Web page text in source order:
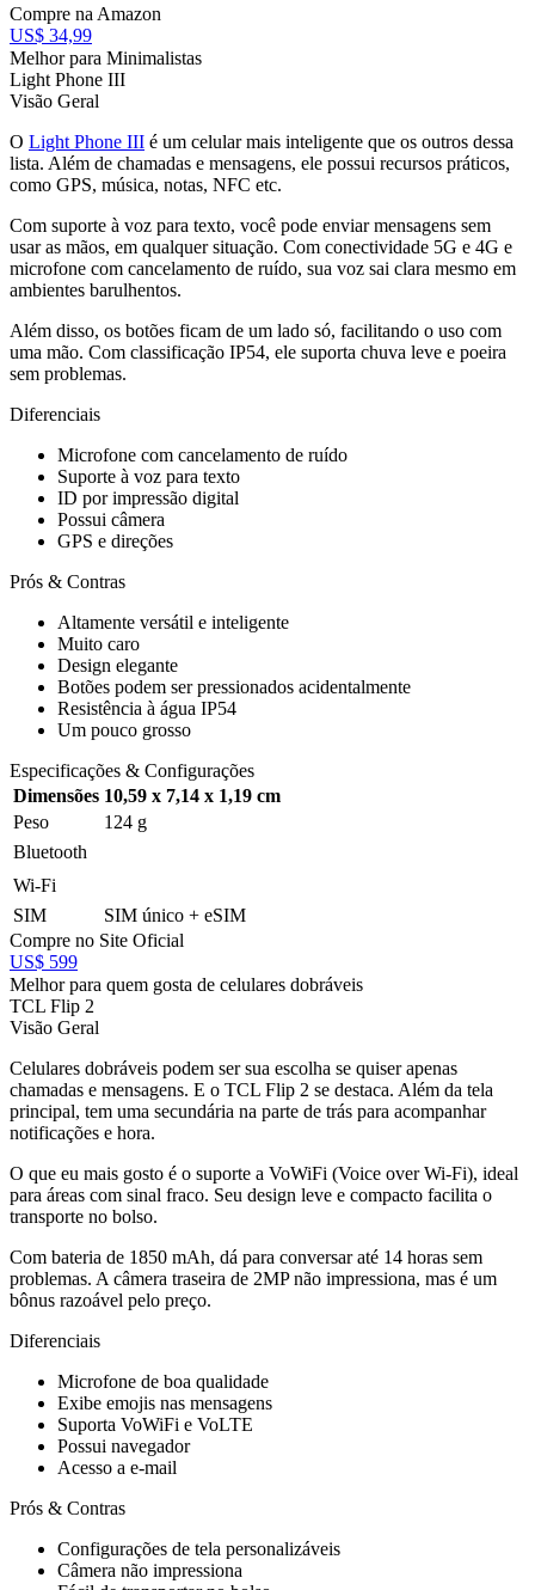
Compre na Amazon
US$ 34,99
Melhor para Minimalistas
Light Phone III
Visão Geral
O Light Phone III é um celular mais inteligente que os outros dessa
lista. Além de chamadas e mensagens, ele possui recursos práticos,
como GPS, música, notas, NFC etc.
Com suporte à voz para texto, você pode enviar mensagens sem
usar as mãos, em qualquer situação. Com conectividade 5G e 4G e
microfone com cancelamento de ruído, sua voz sai clara mesmo em
ambientes barulhentos.
Além disso, os botões ficam de um lado só, facilitando o uso com
uma mão. Com classificação IP54, ele suporta chuva leve e poeira
sem problemas.
Diferenciais
Microfone com cancelamento de ruído
Suporte à voz para texto
ID por impressão digital
Possui câmera
GPS e direções
Prós & Contras
Altamente versátil e inteligente
Muito caro
Design elegante
Botões podem ser pressionados acidentalmente
Resistência à água IP54
Um pouco grosso
Especificações & Configurações
Dimensões 10,59 x 7,14 x 1,19 cm
Peso
124 g
Bluetooth
Wi-Fi
SIM
SIM único + eSIM
Compre no Site Oficial
US$ 599
Melhor para quem gosta de celulares dobráveis
TCL Flip 2
Visão Geral
Celulares dobráveis podem ser sua escolha se quiser apenas
chamadas e mensagens. E o TCL Flip 2 se destaca. Além da tela
principal, tem uma secundária na parte de trás para acompanhar
notificações e hora.
O que eu mais gosto é o suporte a VoWiFi (Voice over Wi-Fi), ideal
para áreas com sinal fraco. Seu design leve e compacto facilita o
transporte no bolso.
Com bateria de 1850 mAh, dá para conversar até 14 horas sem
problemas. A câmera traseira de 2MP não impressiona, mas é um
bônus razoável pelo preço.
Diferenciais
Microfone de boa qualidade
Exibe emojis nas mensagens
Suporta VoWiFi e VoLTE
Possui navegador
Acesso a e-mail
Prós & Contras
Configurações de tela personalizáveis
Câmera não impressiona